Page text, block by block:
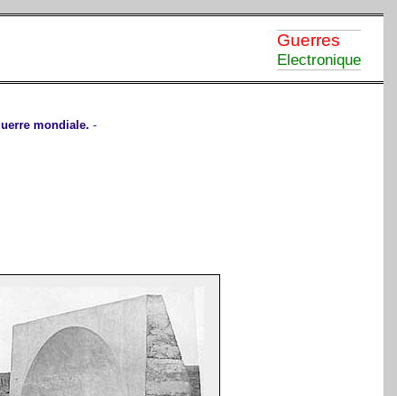
Guerres
Electronique
mondiale. -